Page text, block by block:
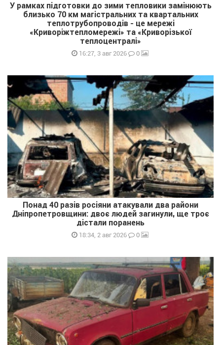
У рамках підготовки до зими тепловики замінюють
близько 70 км магістральних та квартальних
теплотрубопроводів - це мережі
«Криворіжтепломережі» та «Криворізької
теплоцентралі»
16:27, 3 авг 2026 0
Понад 40 разів росіяни атакували два райони
Дніпропетровщини: двоє людей загинули, ще троє
дістали поранень
18:34, 2 авг 2026 0